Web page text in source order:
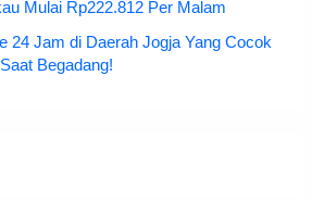
Mulai Rp222.812 Per Malam
24 Jam di Daerah Jogja Yang Cocok
Begadang!